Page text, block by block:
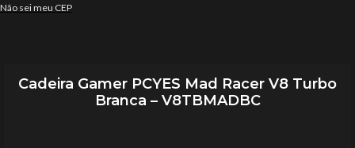
Não sei meu CEP
Cadeira Gamer PCYES Mad Racer V8 Turbo
Branca – V8TBMADBC